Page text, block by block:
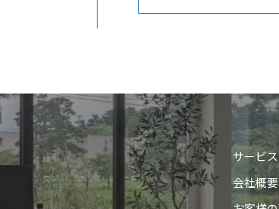
サービス
会社概要